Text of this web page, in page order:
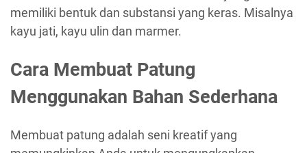
memiliki bentuk dan substansi yang keras. Misalnya
kayu jati, kayu ulin dan marmer.
Cara Membuat Patung
Menggunakan Bahan Sederhana
Membuat patung adalah seni kreatif yang